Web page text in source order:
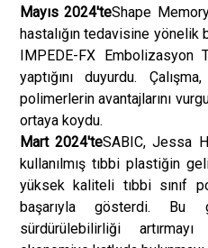
Mayıs 2024'teShape
hastalığın tedavisine yönelik
IMPEDE-FX Embolizasyon
yaptığını duyurdu.
polimerlerin avantajlarını
ortaya koydu.
Mart 2024'teSABIC, Jessa
kullanılmış tıbbi plastiğin
yüksek kaliteli tıbbi sınıf
başarıyla gösterdi. Bu
sürdürülebilirliği